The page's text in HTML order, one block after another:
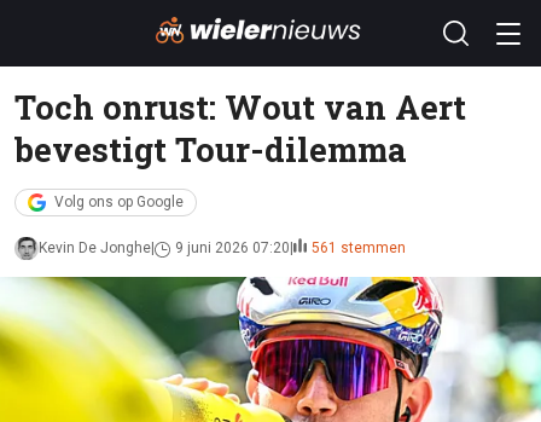
Toch onrust: Wout van Aert
bevestigt Tour-dilemma
Volg ons op Google
Kevin De Jonghe 9 juni 2026 07:20 561 stemmen